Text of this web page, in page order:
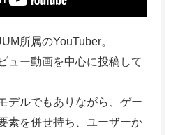
所属のYouTuber。
ュー動画を中心に投稿して
デルでもありながら、ゲー
素を併せ持ち、ユーザーか